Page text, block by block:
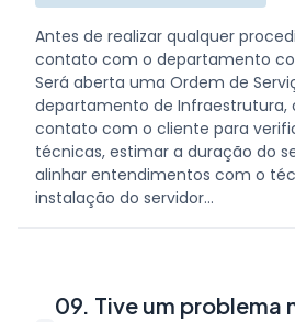
Antes de realizar qualquer
contato com o departamento
Será aberta uma Ordem de
departamento de Infraestrutura,
contato com o cliente para
técnicas, estimar a duração do
alinhar entendimentos com o
instalação do servidor...
09. Tive um problema